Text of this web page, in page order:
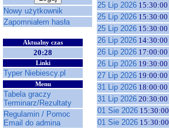
Nowy użytkownik
Zapomniałem hasła
Aktualny czas
20:28
Linki
Typer Niebiescy.pl
Menu
Tabela graczy
Terminarz/Rezultaty
Regulamin / Pomoc
Email do admina
25 Lip 2026 15:30:00
25 Lip 2026 15:30:00
25 Lip 2026 15:30:00
26 Lip 2026 14:30:00
26 Lip 2026 17:00:00
26 Lip 2026 19:30:00
27 Lip 2026 19:00:00
31 Lip 2026 18:00:00
31 Lip 2026 20:30:00
01 Sie 2026 15:30:00
01 Sie 2026 15:30:00